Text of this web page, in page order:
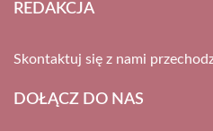
REDAKCJA
Skontaktuj się z nami
DOŁĄCZ DO NAS